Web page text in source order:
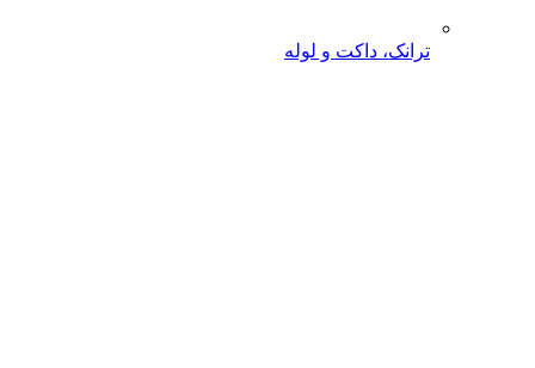
ترانک، داکت و لوله